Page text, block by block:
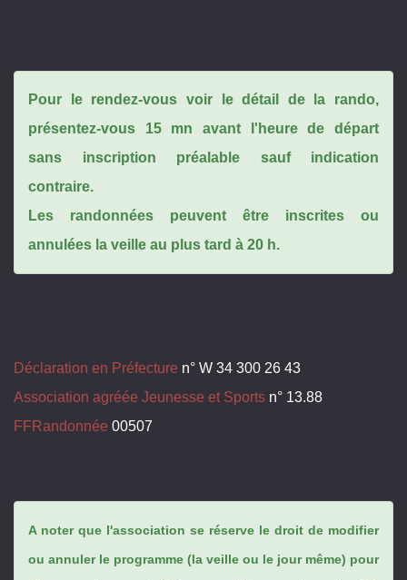
Pour le rendez-vous voir le détail de la rando,
présentez-vous 15 mn avant l'heure de départ
sans inscription préalable sauf indication
contraire.
Les randonnées peuvent être inscrites ou
annulées la veille au plus tard à 20 h.
Déclaration en Préfecture n° W 34 300 26 43
Association agréée Jeunesse et Sports n° 13.88
FFRandonnée 00507
A noter que l'association se réserve le droit de modifier
ou annuler le programme (la veille ou le jour même) pour